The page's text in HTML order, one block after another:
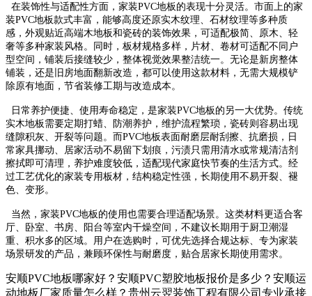
在装饰性与适配性方面，家装PVC地板的表现十分灵活。市面上的家
装PVC地板款式丰富，能够高度还原实木纹理、石材纹理等多种质
感，外观贴近高端木地板和瓷砖的装饰效果，可适配极简、原木、轻
奢等多种家装风格。同时，板材规格多样，片材、卷材可适配不同户
型空间，铺装后接缝较少，整体视觉效果整洁统一。无论是新房整体
铺装，还是旧房地面翻新改造，都可以使用这款材料，无需大规模铲
除原有地面，节省装修工期与改造成本。
日常养护便捷、使用寿命稳定，是家装PVC地板的另一大优势。传统
实木地板需要定期打蜡、防潮养护，维护流程繁琐，瓷砖则容易出现
缝隙积灰、开裂等问题。而PVC地板表面耐磨层耐刮擦、抗磨损，日
常家具挪动、居家活动不易留下划痕，污渍只需用清水或常规清洁剂
擦拭即可清理，养护难度较低，适配现代家庭快节奏的生活方式。经
过工艺优化的家装专用板材，结构稳定性强，长期使用不易开裂、褪
色、变形。
当然，家装PVC地板的使用也需要合理适配场景。这类材料更适合客
厅、卧室、书房、阳台等室内干燥空间，不建议长期用于厨卫潮湿
重、积水多的区域。用户在选购时，可优先选择合规达标、专为家装
场景研发的产品，兼顾环保性与耐磨度，贴合居家长期使用需求。
安顺PVC地板哪家好？安顺PVC塑胶地板报价是多少？安顺运
动地板厂家质量怎么样？贵州云翌装饰工程有限公司专业承接